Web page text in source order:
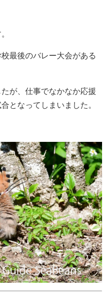
最後のバレー大会がある
が、仕事でなかなか応援
となってしまいました。